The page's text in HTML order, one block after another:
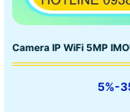
Camera IP WiFi 5MP
5%-